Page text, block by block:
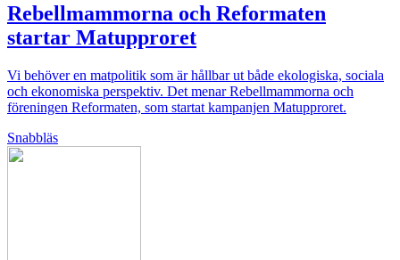
Rebellmammorna och Reformaten
startar Matupproret
Vi behöver en matpolitik som är hållbar ut både ekologiska, sociala
och ekonomiska perspektiv. Det menar Rebellmammorna och
föreningen Reformaten, som startat kampanjen Matupproret.
Snabbläs